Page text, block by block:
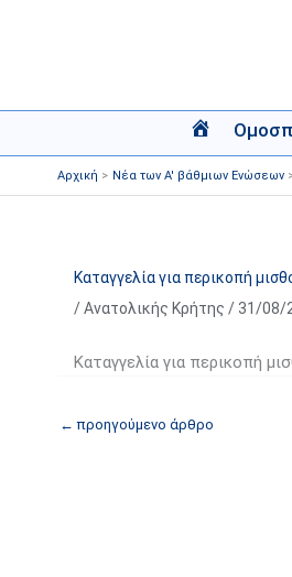
Α
ρ
χ
Αρχική Νέα των Α' βάθμιων Ενώσεων
Καταγγελία για περικοπή
/Ανατολικής Κρήτης / 31/08/
Καταγγελία για περικοπή
← προηγούμενο άρθρο